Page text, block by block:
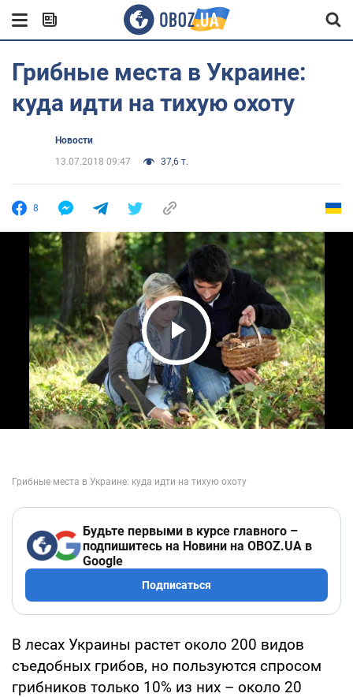
Грибные места в Украине:
куда идти на тихую охоту
Новости
13.07.2018 09:47
37,6 т.
8
Play Video
Будьте первыми в курсе главного –
подпишитесь на Новини на OBOZ.UA в
Google
Подписаться
В лесах Украины растет около 200 видов
съедобных грибов, но пользуются спросом
грибников только 10% из них – около 20